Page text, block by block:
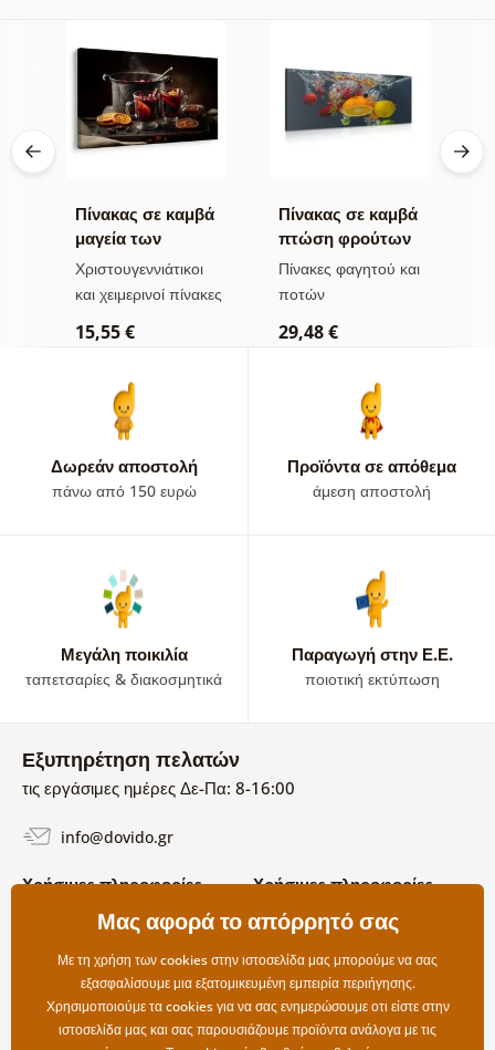
Πίνακας σε καμβά
μαγεία των
χριστουγεννιάτικων
γεύσεων
Χριστουγεννιάτικοι
και χειμερινοί πίνακες
15,55 €
Πίνακας σε καμβά
πτώση φρούτων
στο νερό
Πίνακες φαγητού και
ποτών
29,48 €
Δωρεάν αποστολή
πάνω από 150 ευρώ
Προϊόντα σε απόθεμα
άμεση αποστολή
Μεγάλη ποικιλία
ταπετσαρίες & διακοσμητικά
Παραγωγή στην Ε.Ε.
ποιοτική εκτύπωση
Εξυπηρέτηση πελατών
τις εργάσιμες ημέρες Δε-Πα: 8-16:00
info@dovido.gr
Χρήσιμες πληροφορίες
Όροι χρήσης και επιστροφών
Επιλογές αποστολής και
πληρωμής
Επιστροφές
Χρήσιμες πληροφορίες
Σχετικά με εμάς
Συχνές Ερωτήσεις
Επικοινωνία
Μας αφορά το απόρρητό σας
Με τη χρήση των cookies στην ιστοσελίδα μας μπορούμε να σας
εξασφαλίσουμε μια εξατομικευμένη εμπειρία περιήγησης.
Χρησιμοποιούμε τα cookies για να σας ενημερώσουμε οτι είστε στην
ιστοσελίδα μας και σας παρουσιάζουμε προϊόντα ανάλογα με τις